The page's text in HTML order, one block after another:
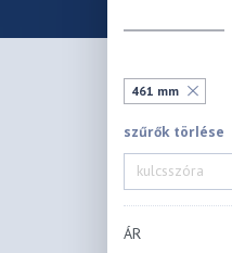
461 mm
szűrők törlése
ÁR